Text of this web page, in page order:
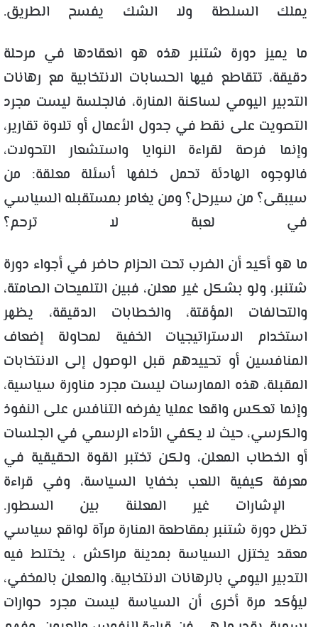
يملك السلطة ولا الشك يفسح الطريق.
ما يميز دورة شتنبر هذه هو انعقادها في مرحلة
دقيقة، تتقاطع فيها الحسابات الانتخابية مع رهانات
التدبير اليومي لساكنة المنارة، فالجلسة ليست مجرد
التصويت على نقط في جدول الأعمال أو تلاوة تقارير،
وإنما فرصة لقراءة النوايا واستشعار التحولات،
فالوجوه الهادئة تحمل خلفها أسئلة معلقة: من
سيبقى؟ من سيرحل؟ ومن يغامر بمستقبله السياسي
في لعبة لا ترحم؟
ما هو أكيد أن الضرب تحت الحزام حاضر في أجواء دورة
شتنبر، ولو بشكل غير معلن، فبين التلميحات الصامتة،
والتحالفات المؤقتة، والخطابات الدقيقة، يظهر
استخدام الاستراتيجيات الخفية لمحاولة إضعاف
المنافسين أو تحييدهم قبل الوصول إلى الانتخابات
المقبلة، هذه الممارسات ليست مجرد مناورة سياسية،
وإنما تعكس واقعا عمليا يفرضه التنافس على النفوذ
والكرسي، حيث لا يكفي الأداء الرسمي في الجلسات
أو الخطاب المعلن، ولكن تختبر القوة الحقيقية في
معرفة كيفية اللعب بخفايا السياسة، وفي قراءة
الإشارات غير المعلنة بين السطور.
تظل دورة شتنبر بمقاطعة المنارة مرآة لواقع سياسي
معقد يختزل السياسة بمدينة مراكش ، يختلط فيه
التدبير اليومي بالرهانات الانتخابية، والمعلن بالمخفي،
ليؤكد مرة أخرى أن السياسة ليست مجرد حوارات